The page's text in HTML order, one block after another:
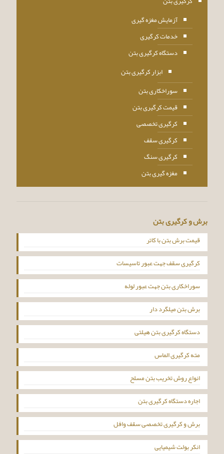
آزمایش مغزه گیری
خدمات کرگیری
دستگاه کرگیری بتن
ابزار کرگیری بتن
سوراخکاری بتن
قیمت کرگیری بتن
کرگیری تخصصی
کرگیری سقف
کرگیری سنگ
مغزه گیری بتن
برش و کرگیری بتن
قیمت برش بتن با کاتر
کرگیری سقف جهت عبور تاسیسات
سوراخکاری بتن جهت عبور لوله
برش بتن میلگرد دار
دستگاه کرگیری بتن هیلتی
مته کرگیری الماس
انواع روش تخریب بتن مسلح
اجاره دستگاه کرگیری بتن
برش و کرگیری تخصصی سقف وافل
انکر بولت شیمیایی